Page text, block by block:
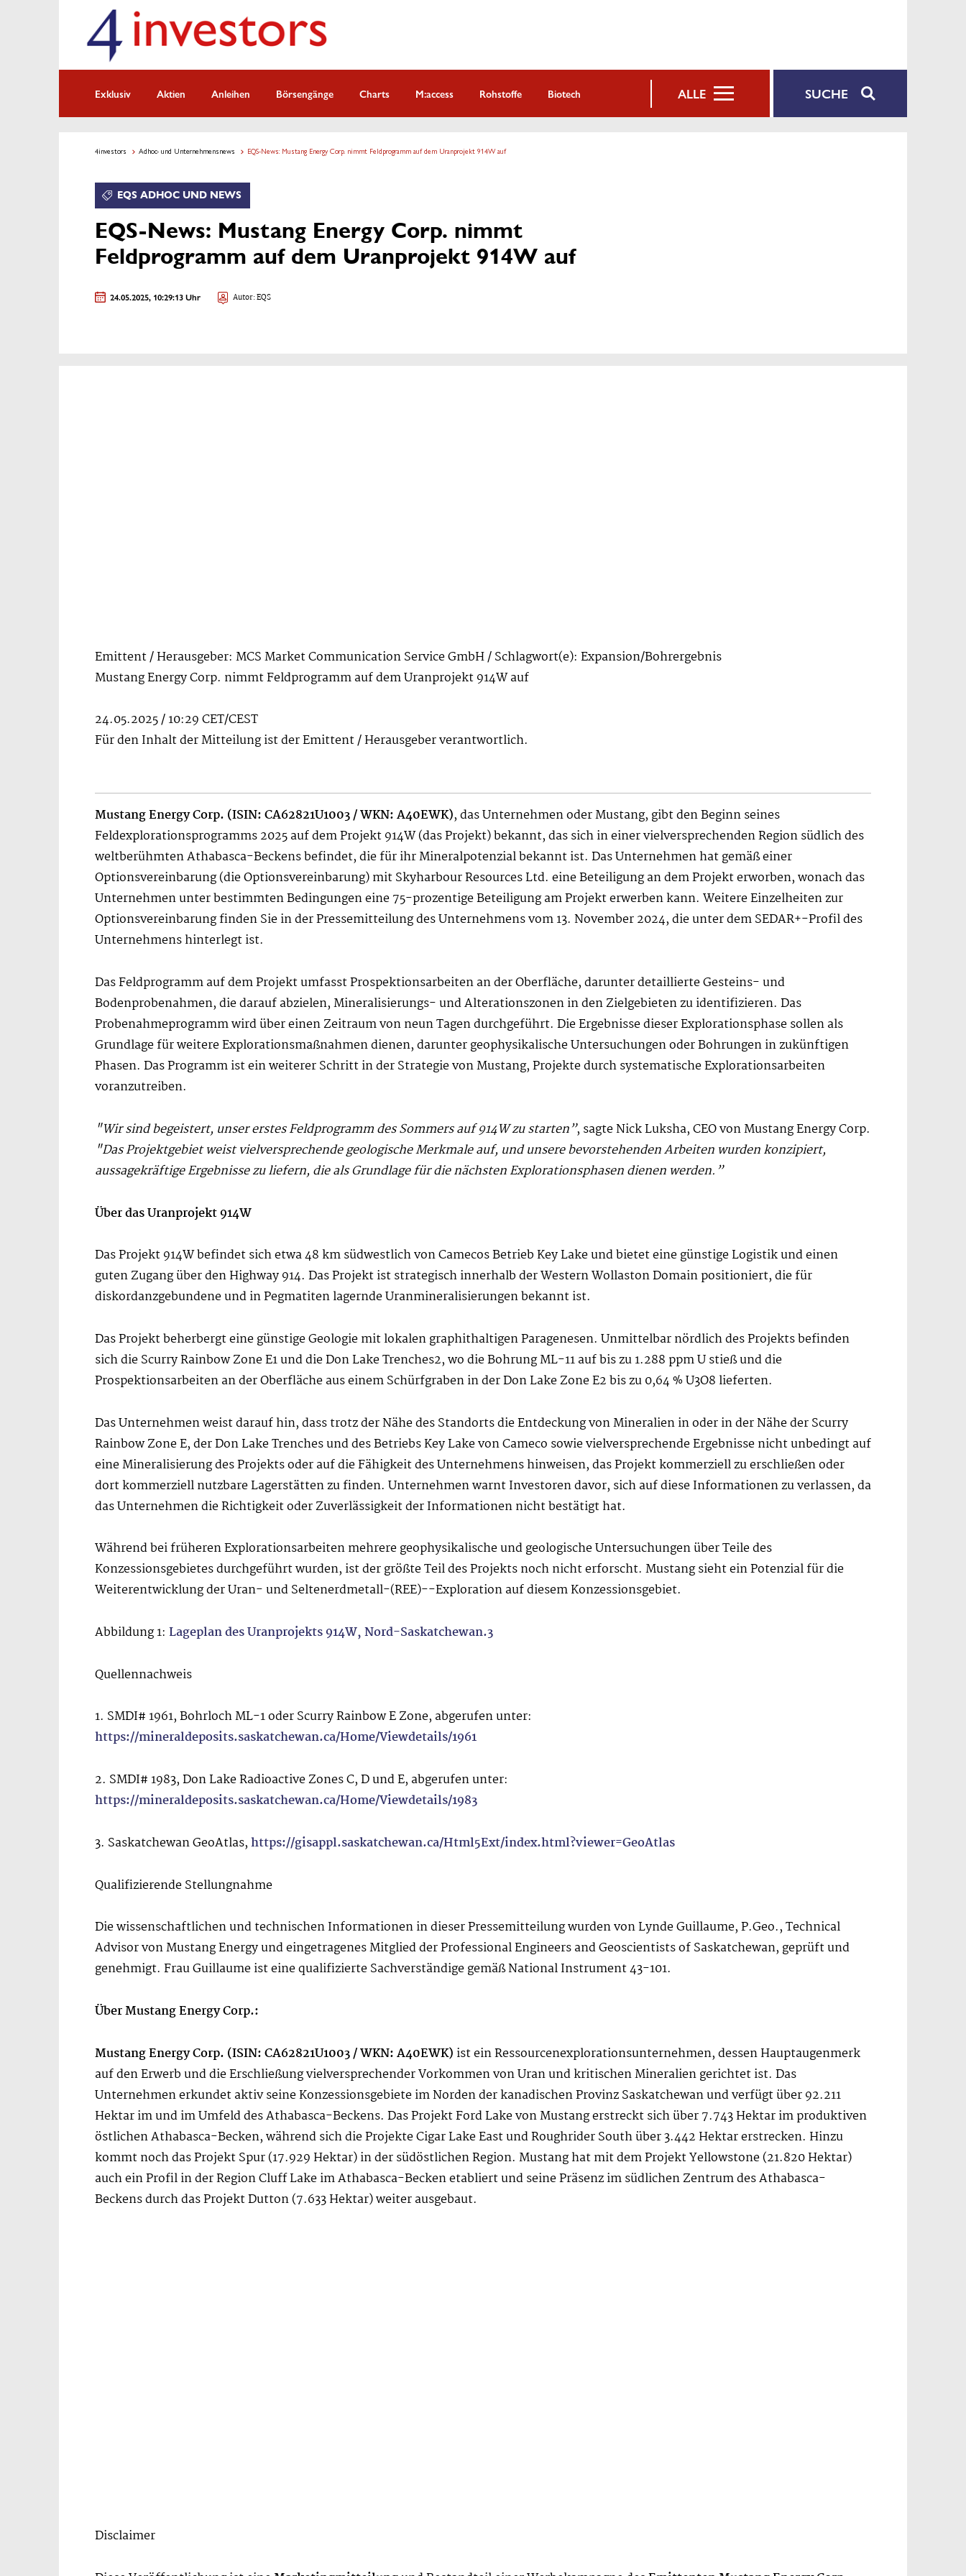
SUCHE
ALLE
Exklusiv Aktien Anleihen Börsengänge Charts M:access Rohstoffe Biotech
4investors Adhoc- und Unternehmensnews EQS-News: Mustang Energy Corp. nimmt Feldprogramm auf dem Uranprojekt 914W auf
EQS ADHOC UND NEWS
EQS-News: Mustang Energy Corp. nimmt
Feldprogramm auf dem Uranprojekt 914W auf
24.05.2025, 10:29:13 Uhr Autor: EQS
Emittent / Herausgeber: MCS Market Communication Service GmbH / Schlagwort(e): Expansion/Bohrergebnis
Mustang Energy Corp. nimmt Feldprogramm auf dem Uranprojekt 914W auf
24.05.2025 / 10:29 CET/CEST
Für den Inhalt der Mitteilung ist der Emittent / Herausgeber verantwortlich.
Mustang Energy Corp. (ISIN: CA62821U1003 / WKN: A40EWK),das Unternehmen oder Mustang, gibt den Beginn seines
Feldexplorationsprogramms 2025 auf dem Projekt 914W (das Projekt) bekannt, das sich in einer vielversprechenden Region südlich des
weltberühmten Athabasca-Beckens befindet, die für ihr Mineralpotenzial bekannt ist. Das Unternehmen hat gemäß einer
Optionsvereinbarung (die Optionsvereinbarung) mit Skyharbour Resources Ltd. eine Beteiligung an dem Projekt erworben, wonach das
Unternehmen unter bestimmten Bedingungen eine 75-prozentige Beteiligung am Projekt erwerben kann. Weitere Einzelheiten zur
Optionsvereinbarung finden Sie in der Pressemitteilung des Unternehmens vom 13. November 2024, die unter dem SEDAR+-Profil des
Unternehmens hinterlegt ist.
Das Feldprogramm auf dem Projekt umfasst Prospektionsarbeiten an der Oberfläche, darunter detaillierte Gesteins- und
Bodenprobenahmen, die darauf abzielen, Mineralisierungs- und Alterationszonen in den Zielgebieten zu identifizieren. Das
Probenahmeprogramm wird über einen Zeitraum von neun Tagen durchgeführt. Die Ergebnisse dieser Explorationsphase sollen als
Grundlage für weitere Explorationsmaßnahmen dienen, darunter geophysikalische Untersuchungen oder Bohrungen in zukünftigen
Phasen. Das Programm ist ein weiterer Schritt in der Strategie von Mustang, Projekte durch systematische Explorationsarbeiten
voranzutreiben.
"Wir sind begeistert, unser erstes Feldprogramm des Sommers auf 914W zu starten”, sagte Nick Luksha, CEO von Mustang Energy Corp.
"Das Projektgebiet weist vielversprechende geologische Merkmale auf, und unsere bevorstehenden Arbeiten wurden konzipiert,
aussagekräftige Ergebnisse zu liefern, die als Grundlage für die nächsten Explorationsphasen dienen werden.”
Über das Uranprojekt 914W
Das Projekt 914W befindet sich etwa 48 km südwestlich von Camecos Betrieb Key Lake und bietet eine günstige Logistik und einen
guten Zugang über den Highway 914. Das Projekt ist strategisch innerhalb der Western Wollaston Domain positioniert, die für
diskordanzgebundene und in Pegmatiten lagernde Uranmineralisierungen bekannt ist.
Das Projekt beherbergt eine günstige Geologie mit lokalen graphithaltigen Paragenesen. Unmittelbar nördlich des Projekts befinden
sich die Scurry Rainbow Zone E1 und die Don Lake Trenches2, wo die Bohrung ML-11 auf bis zu 1.288 ppm U stieß und die
Prospektionsarbeiten an der Oberfläche aus einem Schürfgraben in der Don Lake Zone E2 bis zu 0,64 % U3O8 lieferten.
Das Unternehmen weist darauf hin, dass trotz der Nähe des Standorts die Entdeckung von Mineralien in oder in der Nähe der Scurry
Rainbow Zone E, der Don Lake Trenches und des Betriebs Key Lake von Cameco sowie vielversprechende Ergebnisse nicht unbedingt auf
eine Mineralisierung des Projekts oder auf die Fähigkeit des Unternehmens hinweisen, das Projekt kommerziell zu erschließen oder
dort kommerziell nutzbare Lagerstätten zu finden. Unternehmen warnt Investoren davor, sich auf diese Informationen zu verlassen, da
das Unternehmen die Richtigkeit oder Zuverlässigkeit der Informationen nicht bestätigt hat.
Während bei früheren Explorationsarbeiten mehrere geophysikalische und geologische Untersuchungen über Teile des
Konzessionsgebietes durchgeführt wurden, ist der größte Teil des Projekts noch nicht erforscht. Mustang sieht ein Potenzial für die
Weiterentwicklung der Uran- und Seltenerdmetall-(REE)--Exploration auf diesem Konzessionsgebiet.
Abbildung 1: Lageplan des Uranprojekts 914W, Nord-Saskatchewan.3
Quellennachweis
1. SMDI# 1961, Bohrloch ML-1 oder Scurry Rainbow E Zone, abgerufen unter:
https://mineraldeposits.saskatchewan.ca/Home/Viewdetails/1961
2. SMDI# 1983, Don Lake Radioactive Zones C, D und E, abgerufen unter:
https://mineraldeposits.saskatchewan.ca/Home/Viewdetails/1983
3. Saskatchewan GeoAtlas,https://gisappl.saskatchewan.ca/Html5Ext/index.html?viewer=GeoAtlas
Qualifizierende Stellungnahme
Die wissenschaftlichen und technischen Informationen in dieser Pressemitteilung wurden von Lynde Guillaume, P.Geo., Technical
Advisor von Mustang Energy und eingetragenes Mitglied der Professional Engineers and Geoscientists of Saskatchewan, geprüft und
genehmigt. Frau Guillaume ist eine qualifizierte Sachverständige gemäß National Instrument 43-101.
Über Mustang Energy Corp.:
Mustang Energy Corp. (ISIN: CA62821U1003 / WKN: A40EWK) ist ein Ressourcenexplorationsunternehmen, dessen Hauptaugenmerk
auf den Erwerb und die Erschließung vielversprechender Vorkommen von Uran und kritischen Mineralien gerichtet ist. Das
Unternehmen erkundet aktiv seine Konzessionsgebiete im Norden der kanadischen Provinz Saskatchewan und verfügt über 92.211
Hektar im und im Umfeld des Athabasca-Beckens. Das Projekt Ford Lake von Mustang erstreckt sich über 7.743 Hektar im produktiven
östlichen Athabasca-Becken, während sich die Projekte Cigar Lake East und Roughrider South über 3.442 Hektar erstrecken. Hinzu
kommt noch das Projekt Spur (17.929 Hektar) in der südöstlichen Region. Mustang hat mit dem Projekt Yellowstone (21.820 Hektar)
auch ein Profil in der Region Cluff Lake im Athabasca-Becken etabliert und seine Präsenz im südlichen Zentrum des Athabasca-
Beckens durch das Projekt Dutton (7.633 Hektar) weiter ausgebaut.
Disclaimer